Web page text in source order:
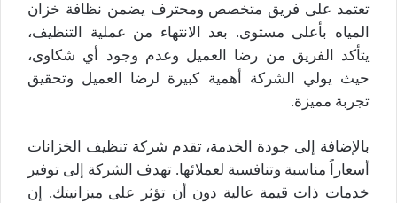
تعتمد على فريق متخصص ومحترف يضمن نظافة خزان
المياه بأعلى مستوى. بعد الانتهاء من عملية التنظيف،
يتأكد الفريق من رضا العميل وعدم وجود أي شكاوى،
حيث يولي الشركة أهمية كبيرة لرضا العميل وتحقيق
تجربة مميزة.
بالإضافة إلى جودة الخدمة، تقدم شركة تنظيف الخزانات
أسعاراً مناسبة وتنافسية لعملائها. تهدف الشركة إلى توفير
خدمات ذات قيمة عالية دون أن تؤثر على ميزانيتك. إن